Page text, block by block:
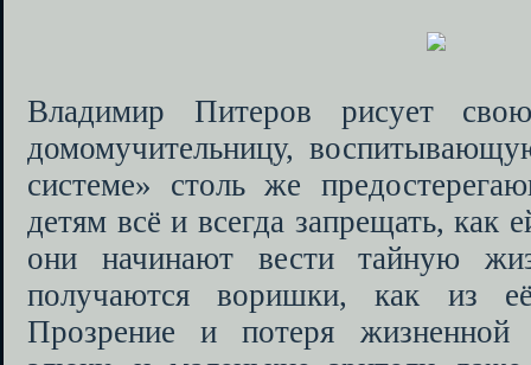
Владимир Питеров рисует свою
домомучительницу,
системе» столь же
детям всё и всегда запрещать, как
они начинают вести тайную
получаются воришки, как из
Прозрение и потеря жизненной